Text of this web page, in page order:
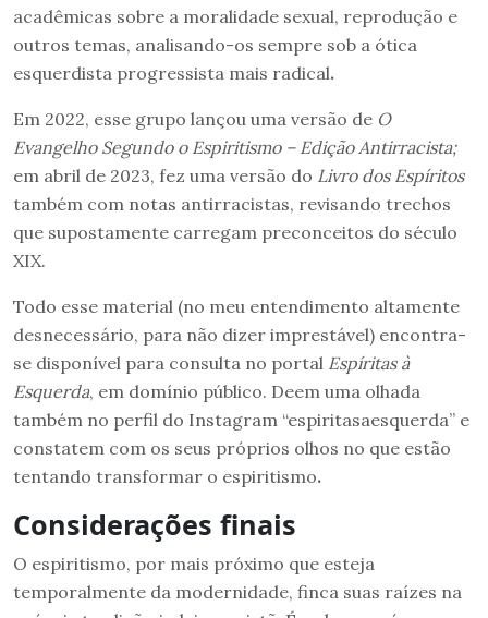
acadêmicas sobre a moralidade sexual, reprodução e
outros temas, analisando-os sempre sob a ótica
esquerdista progressista mais radical.
Em 2022, esse grupo lançou uma versão de O
Evangelho Segundo o Espiritismo – Edição Antirracista;
em abril de 2023, fez uma versão do Livro dos Espíritos
também com notas antirracistas, revisando trechos
que supostamente carregam preconceitos do século
XIX.
Todo esse material (no meu entendimento altamente
desnecessário, para não dizer imprestável) encontra-
se disponível para consulta no portal Espíritas à
Esquerda, em domínio público. Deem uma olhada
também no perfil do Instagram “espiritasaesquerda” e
constatem com os seus próprios olhos no que estão
tentando transformar o espiritismo.
Considerações finais
O espiritismo, por mais próximo que esteja
temporalmente da modernidade, finca suas raízes na